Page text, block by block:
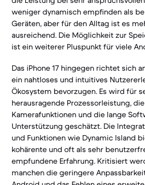
weniger dynamisch empfinden als
Geräten, aber für den Alltag ist es
ausreichend. Die Möglichkeit zur
ist ein weiterer Pluspunkt für viele
Das iPhone 17 hingegen richtet sich
ein nahtloses und intuitives
Ökosystem bevorzugen. Es wird für
herausragende Prozessorleistung,
Kamerafunktionen und die lange
Unterstützung geschätzt. Die
und Funktionen wie Dynamic Island
kohärente und oft als sehr
empfundene Erfahrung. Kritisiert
manchen die geringere